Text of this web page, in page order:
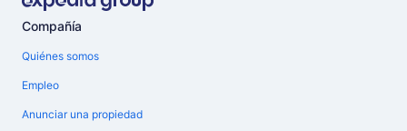
Compañía
Quiénes somos
Empleo
Anunciar una propiedad